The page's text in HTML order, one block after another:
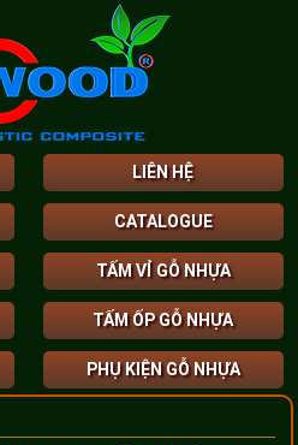
LIÊN HỆ
CATALOGUE
TẤM VỈ GỖ NHỰA
TẤM ỐP GỖ NHỰA
PHỤ KIỆN GỖ NHỰA